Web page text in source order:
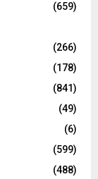
(659)
(266)
(178)
(841)
(49)
(6)
(599)
(488)